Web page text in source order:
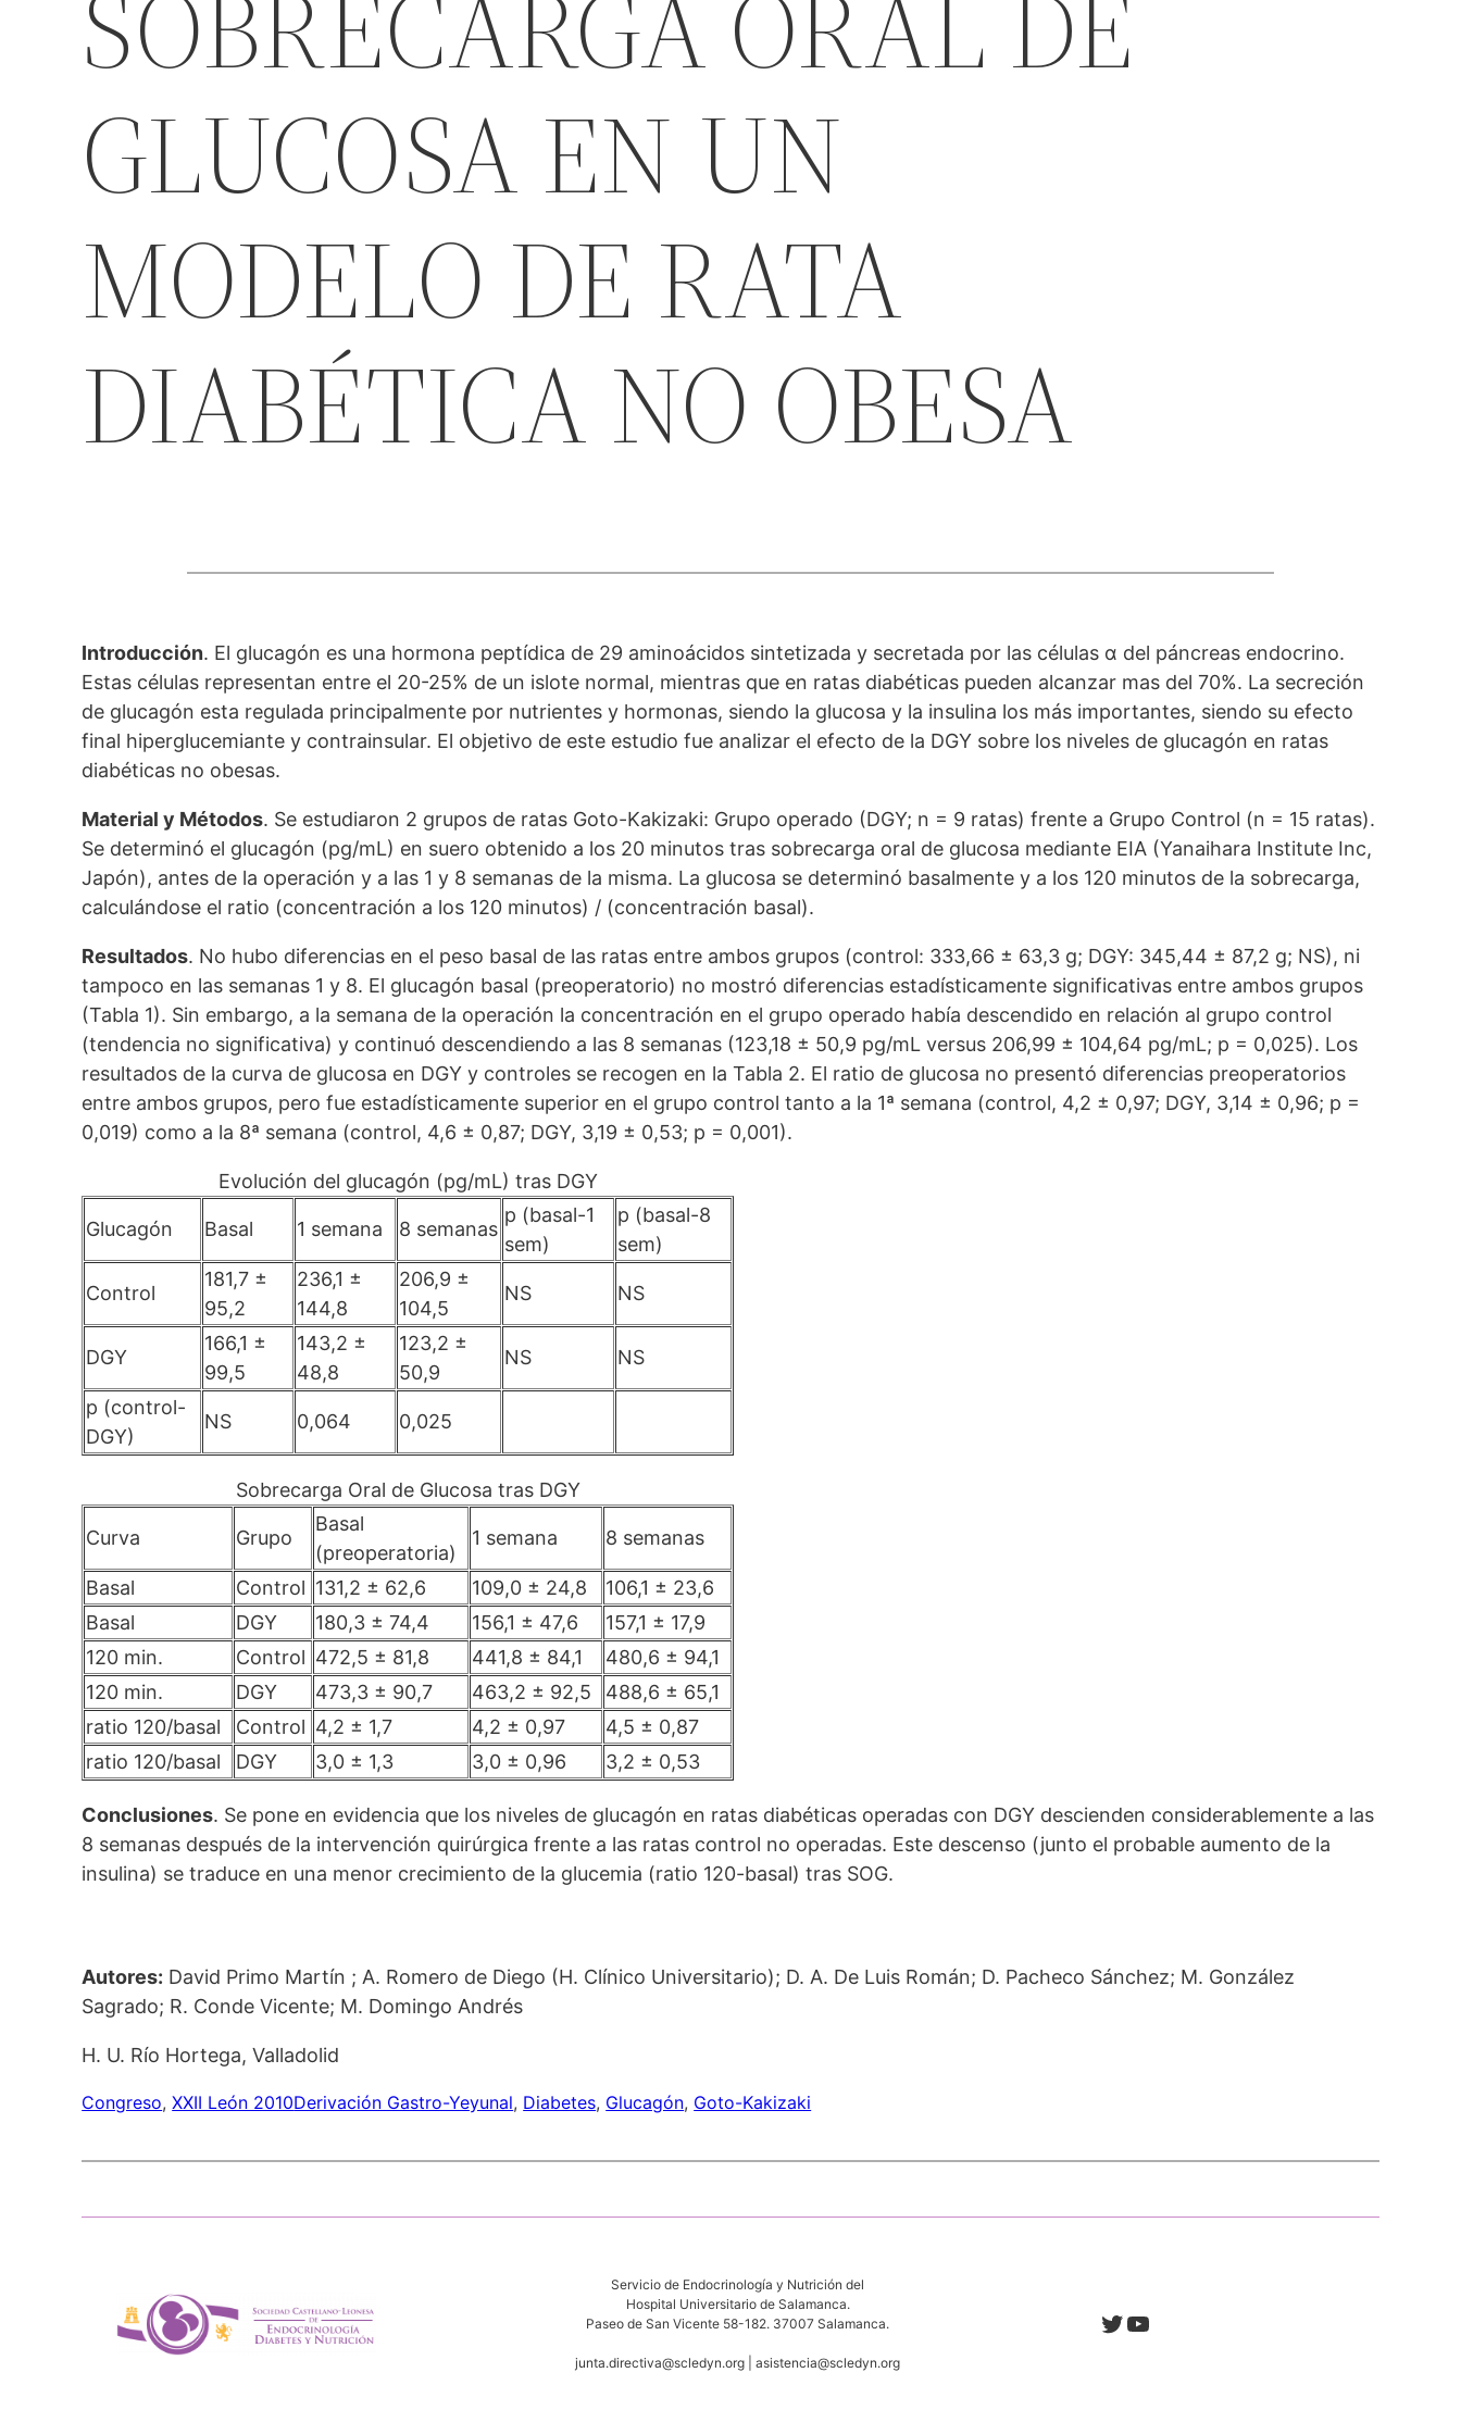
GLUCOSA EN UN
MODELO DE RATA
DIABÉTICA NO OBESA
Introducción. El glucagón es una hormona peptídica de 29 aminoácidos sintetizada y secretada por las células α del páncreas endocrino.
Estas células representan entre el 20-25% de un islote normal, mientras que en ratas diabéticas pueden alcanzar mas del 70%. La secreción
de glucagón esta regulada principalmente por nutrientes y hormonas, siendo la glucosa y la insulina los más importantes, siendo su efecto
final hiperglucemiante y contrainsular. El objetivo de este estudio fue analizar el efecto de la DGY sobre los niveles de glucagón en ratas
diabéticas no obesas.
Material y Métodos. Se estudiaron 2 grupos de ratas Goto-Kakizaki: Grupo operado (DGY; n = 9 ratas) frente a Grupo Control (n = 15 ratas).
Se determinó el glucagón (pg/mL) en suero obtenido a los 20 minutos tras sobrecarga oral de glucosa mediante EIA (Yanaihara Institute Inc,
Japón), antes de la operación y a las 1 y 8 semanas de la misma. La glucosa se determinó basalmente y a los 120 minutos de la sobrecarga,
calculándose el ratio (concentración a los 120 minutos) / (concentración basal).
Resultados. No hubo diferencias en el peso basal de las ratas entre ambos grupos (control: 333,66 ± 63,3 g; DGY: 345,44 ± 87,2 g; NS), ni
tampoco en las semanas 1 y 8. El glucagón basal (preoperatorio) no mostró diferencias estadísticamente significativas entre ambos grupos
(Tabla 1). Sin embargo, a la semana de la operación la concentración en el grupo operado había descendido en relación al grupo control
(tendencia no significativa) y continuó descendiendo a las 8 semanas (123,18 ± 50,9 pg/mL versus 206,99 ± 104,64 pg/mL; p = 0,025). Los
resultados de la curva de glucosa en DGY y controles se recogen en la Tabla 2. El ratio de glucosa no presentó diferencias preoperatorios
entre ambos grupos, pero fue estadísticamente superior en el grupo control tanto a la 1ª semana (control, 4,2 ± 0,97; DGY, 3,14 ± 0,96; p =
0,019) como a la 8ª semana (control, 4,6 ± 0,87; DGY, 3,19 ± 0,53; p = 0,001).
Evolución del glucagón (pg/mL) tras DGY
Glucagón Basal 1 semana 8 semanas
p (basal-1
sem)
p (basal-8
sem)
Control
181,7 ±
95,2
236,1 ±
144,8
206,9 ±
104,5
NS NS
DGY
166,1 ±
99,5
143,2 ±
48,8
123,2 ±
50,9
NS NS
p (control-
DGY)
NS 0,064 0,025
Sobrecarga Oral de Glucosa tras DGY
Curva Grupo
Basal
(preoperatoria)
1 semana 8 semanas
Basal Control 131,2 ± 62,6 109,0 ± 24,8
106,1 ± 23,6
Basal
DGY 180,3 ± 74,4 156,1 ± 47,6
157,1 ± 17,9
120 min.
Control 472,5 ± 81,8 441,8 ± 84,1
480,6 ± 94,1
120 min.
DGY 473,3 ± 90,7 463,2 ± 92,5
488,6 ± 65,1
ratio 120/basal
Control 4,2 ± 1,7 4,2 ± 0,97
4,5 ± 0,87
ratio 120/basal
DGY 3,0 ± 1,3 3,0 ± 0,96 3,2 ± 0,53
Conclusiones. Se pone en evidencia que los niveles de glucagón en ratas diabéticas operadas con DGY descienden considerablemente a las
8 semanas después de la intervención quirúrgica frente a las ratas control no operadas. Este descenso (junto el probable aumento de la
insulina) se traduce en una menor crecimiento de la glucemia (ratio 120-basal) tras SOG.
Autores: David Primo Martín ; A. Romero de Diego (H. Clínico Universitario); D. A. De Luis Román; D. Pacheco Sánchez; M. González
Sagrado; R. Conde Vicente; M. Domingo Andrés
H. U. Río Hortega, Valladolid
Congreso, XXII León 2010Derivación Gastro-Yeyunal, Diabetes, Glucagón, Goto-Kakizaki
Servicio de Endocrinología y Nutrición del
Hospital Universitario de Salamanca.
Paseo de San Vicente 58-182. 37007 Salamanca.
junta.directiva@scledyn.org | asistencia@scledyn.org
Twitter
YouTube